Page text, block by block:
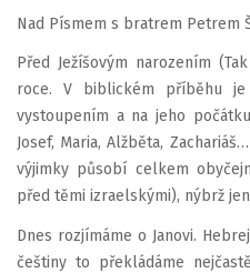
Nad Písmem s bratrem Petrem
Před Ježíšovým narozením
roce. V biblickém příběhu
vystoupením a na jeho
Josef, Maria, Alžběta,
výjimky působí celkem
před těmi izraelskými), nýbrž
Dnes rozjímáme o Janovi.
češtiny to překládáme